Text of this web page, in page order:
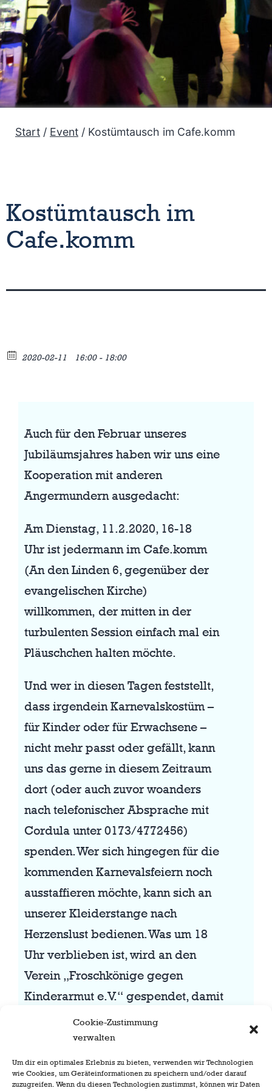
Cookie-Zustimmung
verwalten
Um dir ein optimales Erlebnis zu bieten, verwenden wir Technologien
wie Cookies, um Geräteinformationen zu speichern und/oder darauf
zuzugreifen. Wenn du diesen Technologien zustimmst, können wir Daten
Start / Event / Kostümtausch im Cafe.komm
Kostümtausch im
Cafe.komm
2020-02-11 16:00 - 18:00
Auch für den Februar unseres
Jubiläumsjahres haben wir uns eine
Kooperation mit anderen
Angermundern ausgedacht:
Am Dienstag, 11.2.2020, 16-18
Uhr ist jedermann im Cafe.komm
(An den Linden 6, gegenüber der
evangelischen Kirche)
willkommen, der mitten in der
turbulenten Session einfach mal ein
Pläuschchen halten möchte.
Und wer in diesen Tagen feststellt,
dass irgendein Karnevalskostüm –
für Kinder oder für Erwachsene –
nicht mehr passt oder gefällt, kann
uns das gerne in diesem Zeitraum
dort (oder auch zuvor woanders
nach telefonischer Absprache mit
Cordula unter 0173/4772456)
spenden. Wer sich hingegen für die
kommenden Karnevalsfeiern noch
ausstaffieren möchte, kann sich an
unserer Kleiderstange nach
Herzenslust bedienen. Was um 18
Uhr verblieben ist, wird an den
Verein „Froschkönige gegen
Kinderarmut e.V.“ gespendet, damit
möglichst niemand in Düsseldorf
ohne Kostüm bleiben muss!